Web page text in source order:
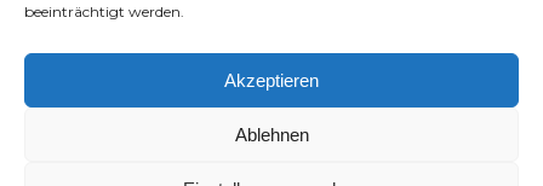
beeinträchtigt werden.
Akzeptieren
Ablehnen